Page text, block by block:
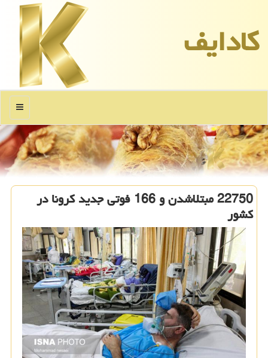
كادایف
منو
22750 مبتلاشدن و 166 فوتی جدید كرونا در
كشور